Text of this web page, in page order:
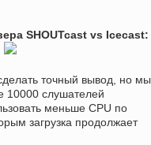
SHOUTcast vs Icecast:
точный вывод, но мы
10000 слушателей
меньше CPU по
загрузка продолжает